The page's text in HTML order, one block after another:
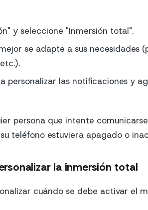
y seleccione "Inmersión total".
se adapte a sus necesidades
personalizar las notificaciones y
persona que intente
teléfono estuviera apagado o
la inmersión total
cuándo se debe activar el